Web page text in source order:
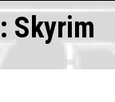
Skyrim